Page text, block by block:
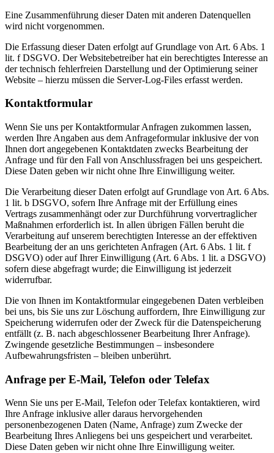
Eine Zusammenführung dieser Daten mit anderen Datenquellen
wird nicht vorgenommen.
Die Erfassung dieser Daten erfolgt auf Grundlage von Art. 6 Abs. 1
lit. f DSGVO. Der Websitebetreiber hat ein berechtigtes Interesse an
der technisch fehlerfreien Darstellung und der Optimierung seiner
Website – hierzu müssen die Server-Log-Files erfasst werden.
Kontaktformular
Wenn Sie uns per Kontaktformular Anfragen zukommen lassen,
werden Ihre Angaben aus dem Anfrageformular inklusive der von
Ihnen dort angegebenen Kontaktdaten zwecks Bearbeitung der
Anfrage und für den Fall von Anschlussfragen bei uns gespeichert.
Diese Daten geben wir nicht ohne Ihre Einwilligung weiter.
Die Verarbeitung dieser Daten erfolgt auf Grundlage von Art. 6 Abs.
1 lit. b DSGVO, sofern Ihre Anfrage mit der Erfüllung eines
Vertrags zusammenhängt oder zur Durchführung vorvertraglicher
Maßnahmen erforderlich ist. In allen übrigen Fällen beruht die
Verarbeitung auf unserem berechtigten Interesse an der effektiven
Bearbeitung der an uns gerichteten Anfragen (Art. 6 Abs. 1 lit. f
DSGVO) oder auf Ihrer Einwilligung (Art. 6 Abs. 1 lit. a DSGVO)
sofern diese abgefragt wurde; die Einwilligung ist jederzeit
widerrufbar.
Die von Ihnen im Kontaktformular eingegebenen Daten verbleiben
bei uns, bis Sie uns zur Löschung auffordern, Ihre Einwilligung zur
Speicherung widerrufen oder der Zweck für die Datenspeicherung
entfällt (z. B. nach abgeschlossener Bearbeitung Ihrer Anfrage).
Zwingende gesetzliche Bestimmungen – insbesondere
Aufbewahrungsfristen – bleiben unberührt.
Anfrage per E-Mail, Telefon oder Telefax
Wenn Sie uns per E-Mail, Telefon oder Telefax kontaktieren, wird
Ihre Anfrage inklusive aller daraus hervorgehenden
personenbezogenen Daten (Name, Anfrage) zum Zwecke der
Bearbeitung Ihres Anliegens bei uns gespeichert und verarbeitet.
Diese Daten geben wir nicht ohne Ihre Einwilligung weiter.